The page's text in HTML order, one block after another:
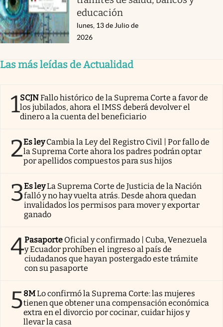
educación
lunes, 13 de Julio de
2026
Las más leídas de Actualidad
1SCJNFallo histórico de la Suprema Corte a favor de
los jubilados, ahora el IMSS deberá devolver el
dinero a la cuenta del beneficiario
2Es ley Cambia la Ley del Registro Civil | Por fallo de
la Suprema Corte ahora los padres podrán optar
por apellidos compuestos para sus hijos
3Es leyLa Suprema Corte de Justicia de la Nación
falló y no hay vuelta atrás. Desde ahora quedan
invalidados los permisos para mover y exportar
ganado
4Pasaporte Oficial y confirmado | Cuba, Venezuela
y Ecuador prohíben el ingreso al país de
ciudadanos que hayan postergado este trámite
con su pasaporte
58MLo confirmó la Suprema Corte: las mujeres
tienen que obtener una compensación económica
extra en el divorcio por cocinar, cuidar hijos y
llevar la casa